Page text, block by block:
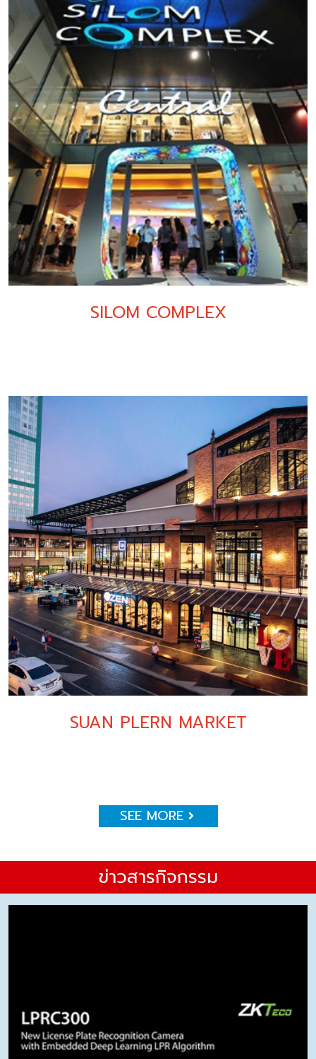
SILOM COMPLEX
SUAN PLERN MARKET
SEE MORE
ข่าวสารกิจกรรม